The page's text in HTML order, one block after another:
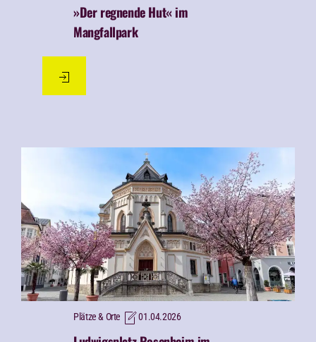
»Der regnende Hut« im
Mangfallpark
Plätze & Orte 01.04.2026